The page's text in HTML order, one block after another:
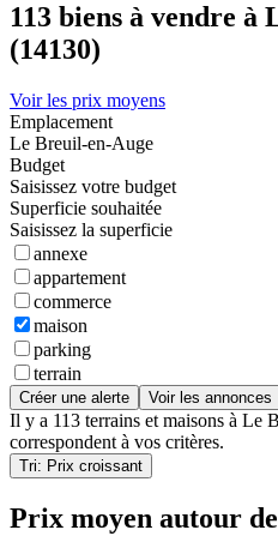
113 biens à vendre à
(14130)
Voir les prix moyens
Emplacement
Le Breuil-en-Auge
Budget
Saisissez votre budget
Superficie souhaitée
Saisissez la superficie
annexe
appartement
commerce
maison
parking
terrain
Créer une alerte Voir les annonces
Il y a 113 terrains et maisons à Le
correspondent à vos critères.
Tri: Prix croissant
Prix moyen autour